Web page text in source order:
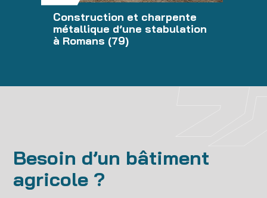
Construction et charpente
métallique d’une stabulation
à Romans (79)
Besoin d’un bâtiment
agricole ?